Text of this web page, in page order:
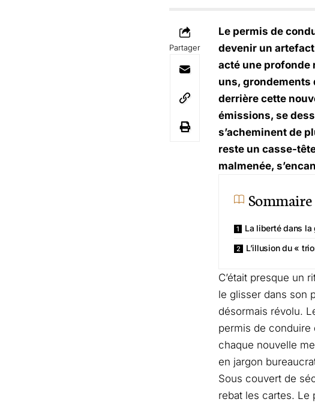
Partager
Le permis de
devenir un artefact
acté une profonde
uns, grondements
derrière cette
émissions, se
s’acheminent de
reste un casse-
malmenée,
Sommaire
La liberté dans la
L’illusion du «
C’était presque un
le glisser dans son
désormais révolu.
permis de conduire
chaque nouvelle
en jargon
Sous couvert de
rebat les cartes. Le